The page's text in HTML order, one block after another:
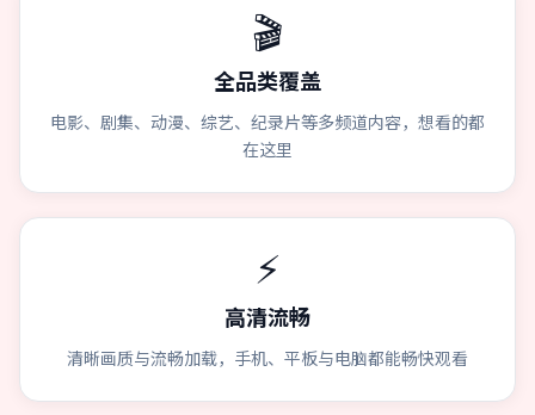
🎬
全品类覆盖
电影、剧集、动漫、综艺、纪录片等多频道内容，想看的都
在这里
⚡
高清流畅
清晰画质与流畅加载，手机、平板与电脑都能畅快观看